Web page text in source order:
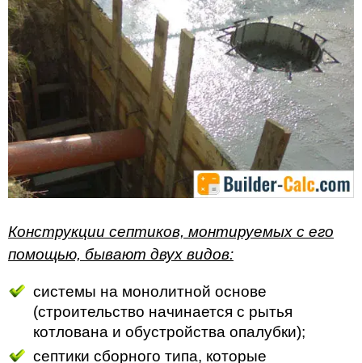
Конструкции септиков, монтируемых с его
помощью, бывают двух видов:
системы на монолитной основе
(строительство начинается с рытья
котлована и обустройства опалубки);
септики сборного типа, которые